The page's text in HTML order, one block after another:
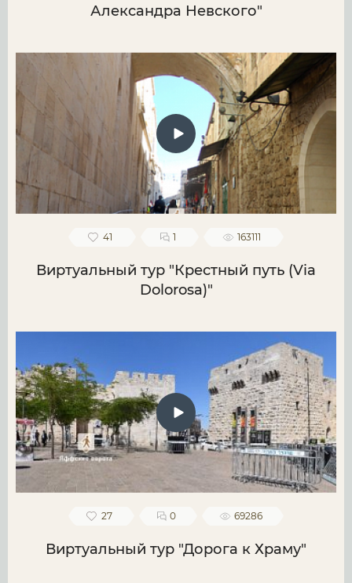
Александра Невского"
41 1 163111
Виртуальный тур "Крестный путь (Via
Dolorosa)"
27 0 69286
Виртуальный тур "Дорога к Храму"